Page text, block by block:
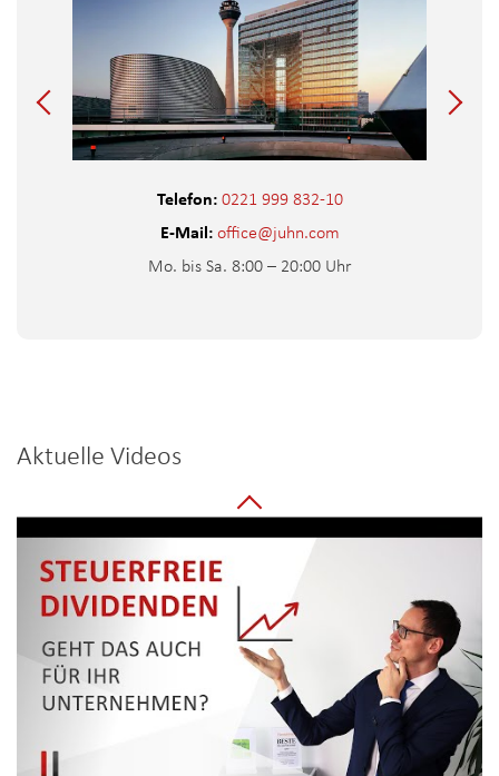
Telefon: 0221 999 832-10
E-Mail: office@juhn.com
Mo. bis Sa. 8:00 – 20:00 Uhr
Aktuelle Videos